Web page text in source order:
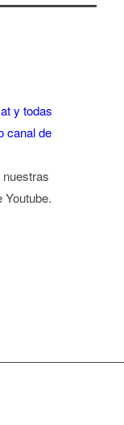
Youtube.